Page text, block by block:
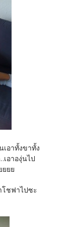
อาทั้งขาทั้ง
เอาองุ่นไป
ยย
โชฟาไปซะ